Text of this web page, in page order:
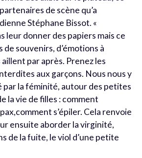
de scène qu’a
Stéphane Bissot. «
leur donner des papiers mais ce
souvenirs, d’émotions à
par après. Prenez les
aux garçons. Nous nous y
par la féminité, autour des petites
la vie de filles : comment
s’épiler. Cela renvoie
ensuite aborder la virginité,
de la fuite, le viol d’une petite